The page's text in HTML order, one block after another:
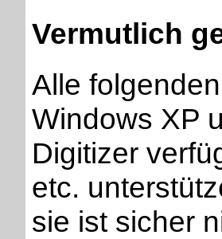
Vermutlich
Alle
Windows XP
Digitizer
etc.
sie ist sicher